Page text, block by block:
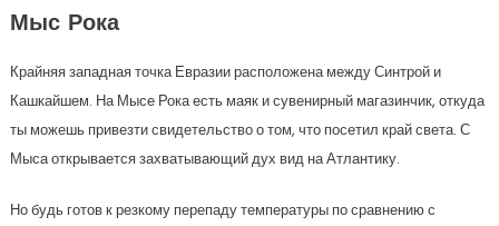
Мыс Рока
Крайняя западная точка Евразии расположена между Синтрой и
Кашкайшем. На Мысе Рока есть маяк и сувенирный магазинчик, откуда
ты можешь привезти свидетельство о том, что посетил край света. С
Мыса открывается захватывающий дух вид на Атлантику.
Но будь готов к резкому перепаду температуры по сравнению с